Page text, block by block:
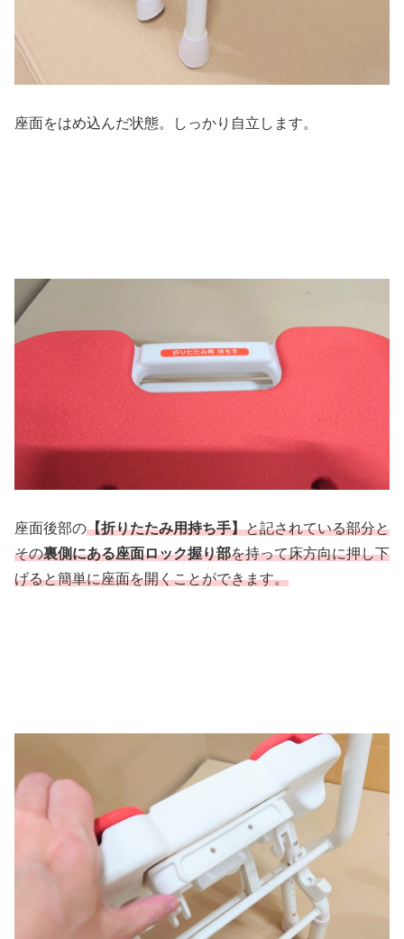
座面をはめ込んだ状態。しっかり自立します。
座面後部の【折りたたみ用持ち手】と記されている部分と
その裏側にある座面ロック握り部を持って床方向に押し下
げると簡単に座面を開くことができます。